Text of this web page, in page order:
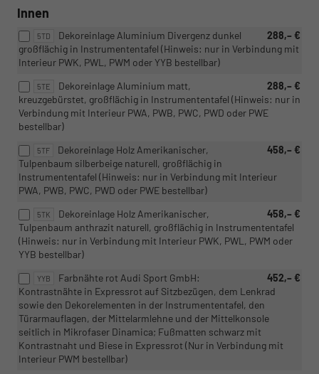
Innen
5TD 288,– €
Dekoreinlage Aluminium Divergenz dunkel
großflächig in Instrumententafel (Hinweis: nur in Verbindung mit
Interieur PWK, PWL, PWM oder YYB bestellbar)
5TE 288,– €
Dekoreinlage Aluminium matt,
kreuzgebürstet, großflächig in Instrumententafel (Hinweis: nur in
Verbindung mit Interieur PWA, PWB, PWC, PWD oder PWE
bestellbar)
5TF 458,– €
Dekoreinlage Holz Amerikanischer,
Tulpenbaum silberbeige naturell, großflächig in
Instrumententafel (Hinweis: nur in Verbindung mit Interieur
PWA, PWB, PWC, PWD oder PWE bestellbar)
5TK 458,– €
Dekoreinlage Holz Amerikanischer,
Tulpenbaum anthrazit naturell, großflächig in Instrumententafel
(Hinweis: nur in Verbindung mit Interieur PWK, PWL, PWM oder
YYB bestellbar)
YYB 452,– €
Farbnähte rot Audi Sport GmbH:
Kontrastnähte in Expressrot auf Sitzbezügen, dem Lenkrad
sowie den Dekorelementen in der Instrumententafel, den
Türarmauflagen, der Mittelarmlehne und der Mittelkonsole
seitlich in Mikrofaser Dinamica; Fußmatten schwarz mit
Kontrastnaht und Biese in Expressrot (Nur in Verbindung mit
Interieur PWM bestellbar)